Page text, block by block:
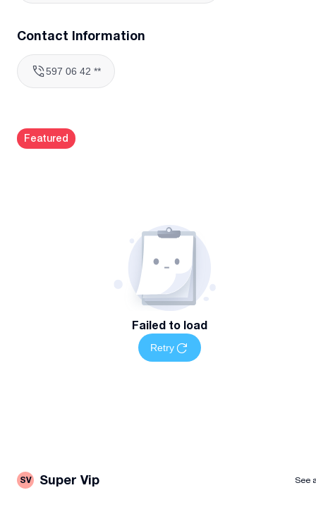
Contact Information
597 06 42 **
Featured
Failed to load
Retry
SV Super Vip See